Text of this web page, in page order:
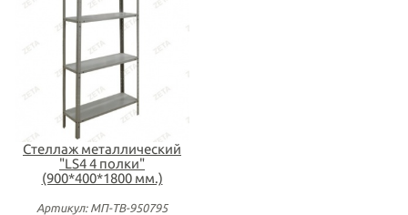
Стеллаж металлический
"LS4 4 полки"
(900*400*1800 мм.)
Артикул: МП-ТВ-950795